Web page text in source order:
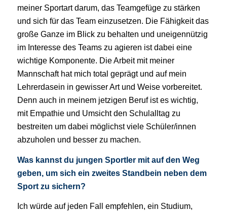
meiner Sportart darum, das Teamgefüge zu stärken
und sich für das Team einzusetzen. Die Fähigkeit das
große Ganze im Blick zu behalten und uneigennützig
im Interesse des Teams zu agieren ist dabei eine
wichtige Komponente. Die Arbeit mit meiner
Mannschaft hat mich total geprägt und auf mein
Lehrerdasein in gewisser Art und Weise vorbereitet.
Denn auch in meinem jetzigen Beruf ist es wichtig,
mit Empathie und Umsicht den Schulalltag zu
bestreiten um dabei möglichst viele Schüler/innen
abzuholen und besser zu machen.
Was kannst du jungen Sportler mit auf den Weg
geben, um sich ein zweites Standbein neben dem
Sport zu sichern?
Ich würde auf jeden Fall empfehlen, ein Studium,